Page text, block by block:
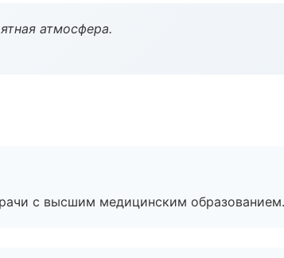
атмосфера.
с высшим медицинским образованием.